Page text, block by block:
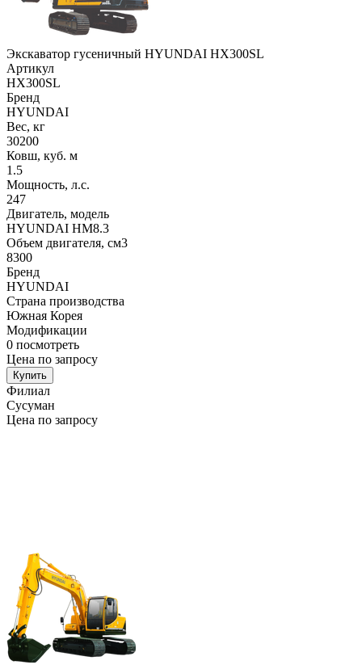
Экскаватор гусеничный HYUNDAI HX300SL
Артикул
HX300SL
Бренд
HYUNDAI
Вес, кг
30200
Ковш, куб. м
1.5
Мощность, л.с.
247
Двигатель, модель
HYUNDAI HM8.3
Объем двигателя, см3
8300
Бренд
HYUNDAI
Страна производства
Южная Корея
Модификации
0 посмотреть
Цена по запросу
Купить
Филиал
Сусуман
Цена по запросу